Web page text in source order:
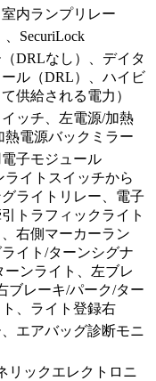
内ランプリレー
SecuriLock
DRLなし）、デイタ
ル（DRL）、ハイビ
供給される電力）
ッチ、左電源/加熱
熱電源バックミラー
子モジュール
ライトスイッチから
ライトリレー、電子
トラフィックライト
右側マーカーラン
イト/ターンシグナ
ンライト、左ブレ
ブレーキ/パーク/ター
、ライト登録右
エアバッグ診断モニ
リックエレクトロニ